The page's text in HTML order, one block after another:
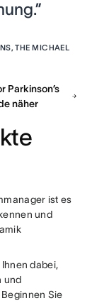
THE MICHAEL
Parkinson’s
näher
ist es
und
dabei,
und
Sie